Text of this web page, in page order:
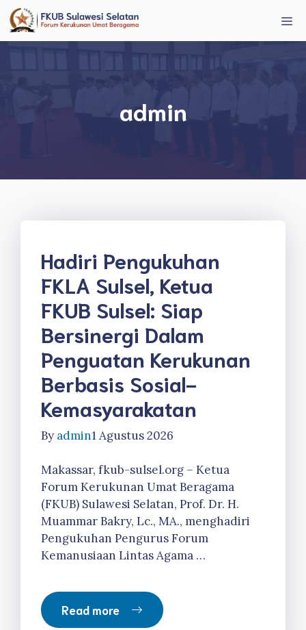
Langsung
ke
isi
admin
Hadiri Pengukuhan
FKLA Sulsel, Ketua
FKUB Sulsel: Siap
Bersinergi Dalam
Penguatan Kerukunan
Berbasis Sosial-
Kemasyarakatan
By admin1 Agustus 2026
Makassar, fkub-sulsel.org – Ketua
Forum Kerukunan Umat Beragama
(FKUB) Sulawesi Selatan, Prof. Dr. H.
Muammar Bakry, Lc., MA., menghadiri
Pengukuhan Pengurus Forum
Kemanusiaan Lintas Agama …
Read more